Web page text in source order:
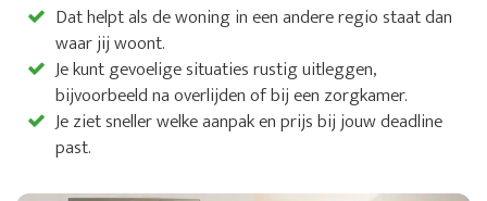
Dat helpt als de woning in een andere regio staat dan
waar jij woont.
Je kunt gevoelige situaties rustig uitleggen,
bijvoorbeeld na overlijden of bij een zorgkamer.
Je ziet sneller welke aanpak en prijs bij jouw deadline
past.